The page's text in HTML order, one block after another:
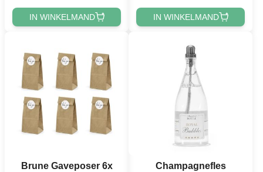
IN WINKELMAND IN WINKELMAND
Brune Gaveposer 6x Champagnefles